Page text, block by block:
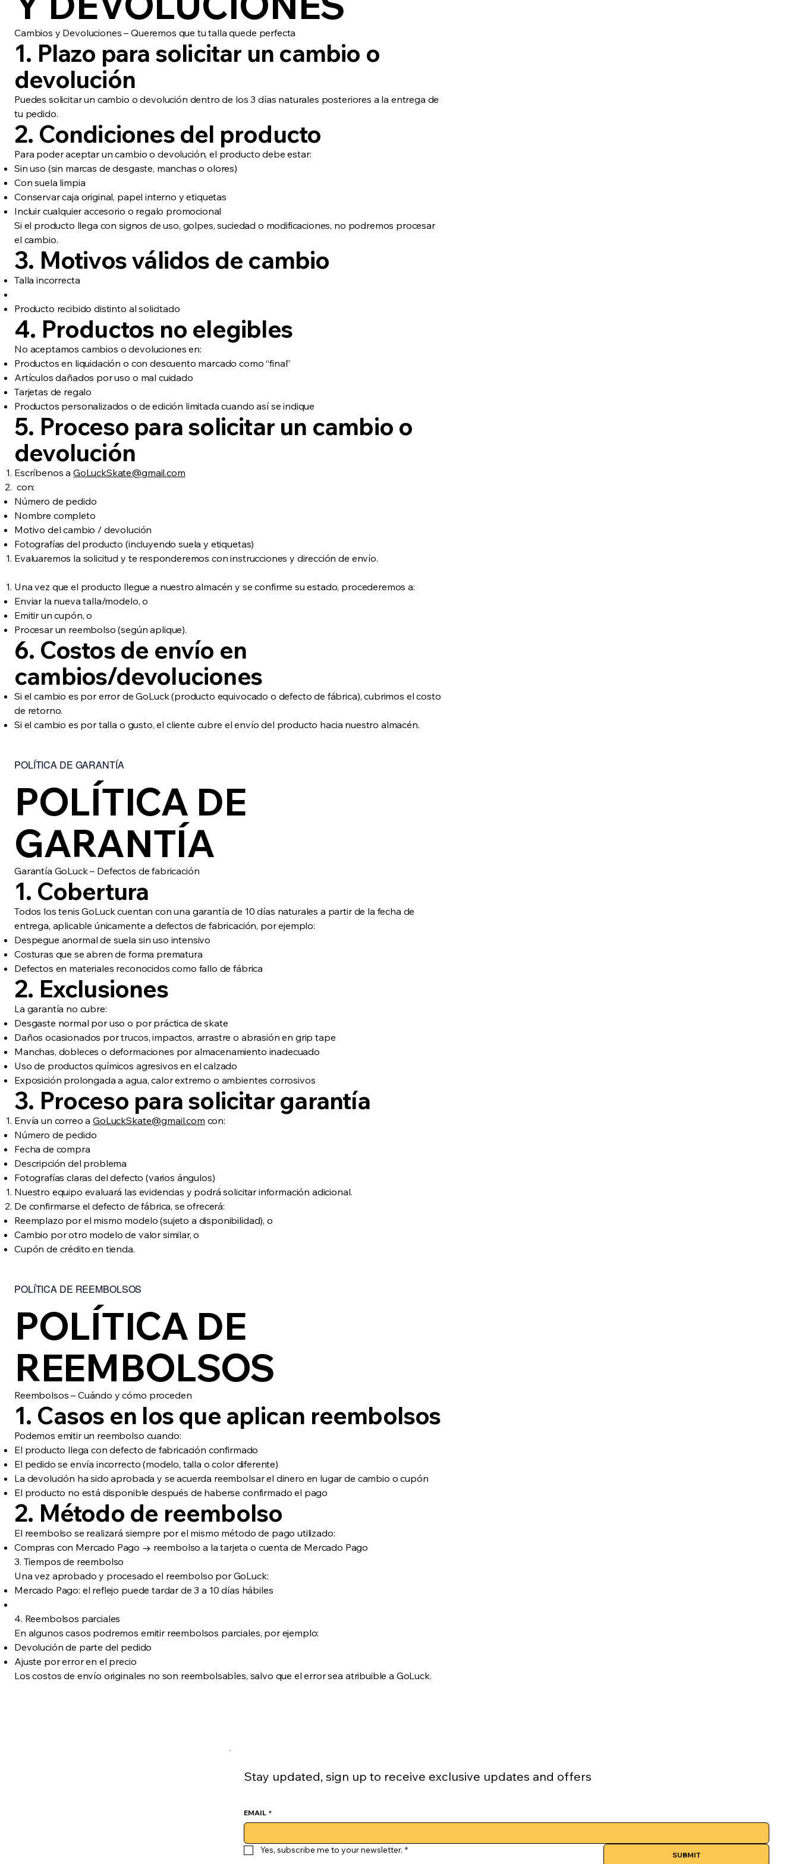
Cambios y Devoluciones – Queremos que tu talla quede perfecta
1. Plazo para solicitar un cambio o
devolución
Puedes solicitar un cambio o devolución dentro de los 3 días naturales posteriores a la entrega de
tu pedido.
2. Condiciones del producto
Para poder aceptar un cambio o devolución, el producto debe estar:
Sin uso (sin marcas de desgaste, manchas o olores)
Con suela limpia
Conservar caja original, papel interno y etiquetas
Incluir cualquier accesorio o regalo promocional
Si el producto llega con signos de uso, golpes, suciedad o modificaciones, no podremos procesar
el cambio.
3. Motivos válidos de cambio
Talla incorrecta
Producto recibido distinto al solicitado
4. Productos no elegibles
No aceptamos cambios o devoluciones en:
Productos en liquidación o con descuento marcado como “final”
Artículos dañados por uso o mal cuidado
Tarjetas de regalo
Productos personalizados o de edición limitada cuando así se indique
5. Proceso para solicitar un cambio o
devolución
Escríbenos a GoLuckSkate@gmail.com
con:
Número de pedido
Nombre completo
Motivo del cambio / devolución
Fotografías del producto (incluyendo suela y etiquetas)
Evaluaremos la solicitud y te responderemos con instrucciones y dirección de envío.
Una vez que el producto llegue a nuestro almacén y se confirme su estado, procederemos a:
Enviar la nueva talla/modelo, o
Emitir un cupón, o
Procesar un reembolso (según aplique).
6. Costos de envío en
cambios/devoluciones
Si el cambio es por error de GoLuck (producto equivocado o defecto de fábrica), cubrimos el costo
de retorno.
Si el cambio es por talla o gusto, el cliente cubre el envío del producto hacia nuestro almacén.
POLÍTICA DE GARANTÍA
POLÍTICA DE
GARANTÍA
Garantía GoLuck – Defectos de fabricación
1. Cobertura
Todos los tenis GoLuck cuentan con una garantía de 10 días naturales a partir de la fecha de
entrega, aplicable únicamente a defectos de fabricación, por ejemplo:
Despegue anormal de suela sin uso intensivo
Costuras que se abren de forma prematura
Defectos en materiales reconocidos como fallo de fábrica
2. Exclusiones
La garantía no cubre:
Desgaste normal por uso o por práctica de skate
Daños ocasionados por trucos, impactos, arrastre o abrasión en grip tape
Manchas, dobleces o deformaciones por almacenamiento inadecuado
Uso de productos químicos agresivos en el calzado
Exposición prolongada a agua, calor extremo o ambientes corrosivos
3. Proceso para solicitar garantía
Envía un correo aGoLuckSkate@gmail.com con:
Número de pedido
Fecha de compra
Descripción del problema
Fotografías claras del defecto (varios ángulos)
Nuestro equipo evaluará las evidencias y podrá solicitar información adicional.
De confirmarse el defecto de fábrica, se ofrecerá:
Reemplazo por el mismo modelo (sujeto a disponibilidad), o
Cambio por otro modelo de valor similar, o
Cupón de crédito en tienda.
POLÍTICA DE REEMBOLSOS
POLÍTICA DE
REEMBOLSOS
Reembolsos – Cuándo y cómo proceden
1. Casos en los que aplican reembolsos
Podemos emitir un reembolso cuando:
El producto llega con defecto de fabricación confirmado
El pedido se envía incorrecto (modelo, talla o color diferente)
La devolución ha sido aprobada y se acuerda reembolsar el dinero en lugar de cambio o cupón
El producto no está disponible después de haberse confirmado el pago
2. Método de reembolso
El reembolso se realizará siempre por el mismo método de pago utilizado:
Compras con Mercado Pago → reembolso a la tarjeta o cuenta de Mercado Pago
3. Tiempos de reembolso
Una vez aprobado y procesado el reembolso por GoLuck:
Mercado Pago: el reflejo puede tardar de 3 a 10 días hábiles
4. Reembolsos parciales
En algunos casos podremos emitir reembolsos parciales, por ejemplo:
Devolución de parte del pedido
Ajuste por error en el precio
Los costos de envío originales no son reembolsables, salvo que el error sea atribuible a GoLuck.
Stay updated, sign up to receive exclusive updates and offers
EMAIL *
Yes, subscribe me to your newsletter. * SUBMIT